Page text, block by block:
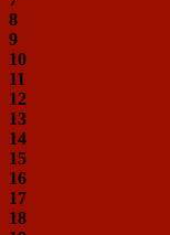
8
9
10
11
12
13
14
15
16
17
18